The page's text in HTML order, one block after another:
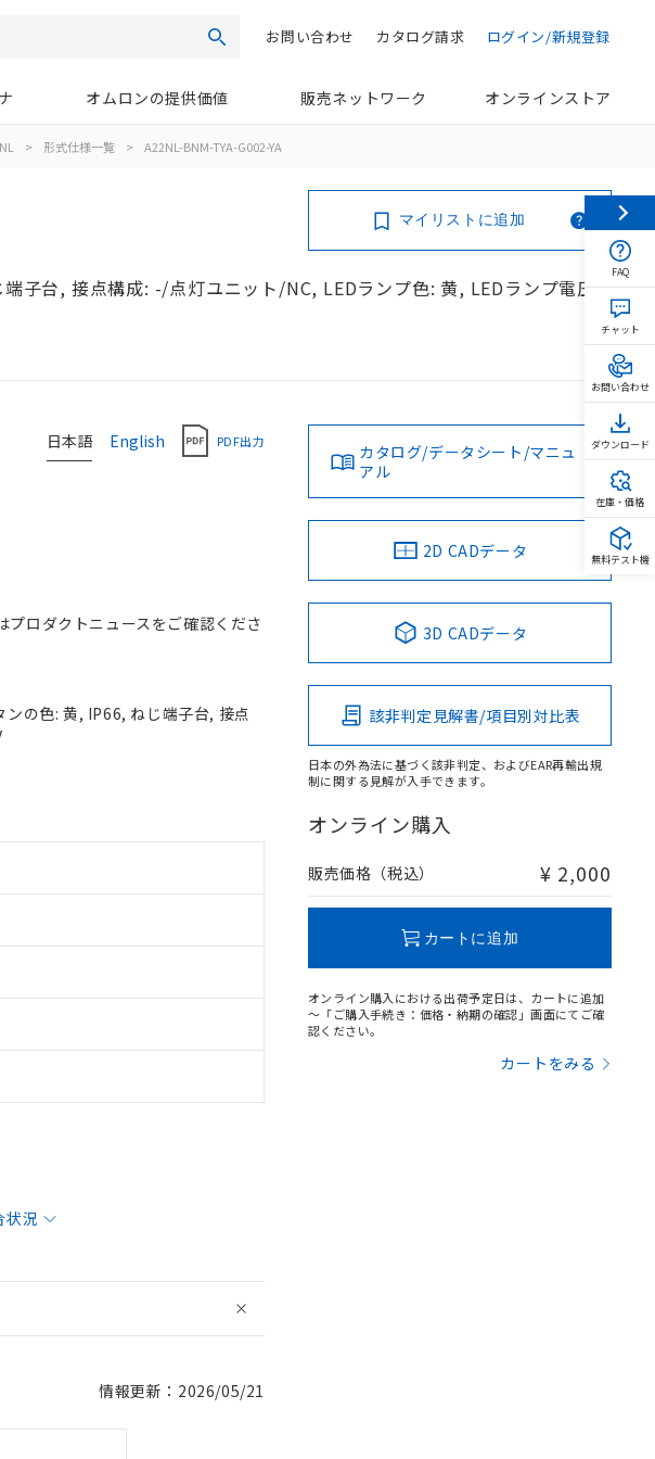
検索 ログイン/新規登録
カタログ請求
お問い合わせ
オムロンの提供価値 販売ネットワーク オンラインストア
> 形式仕様一覧 > A22NL-BNM-TYA-G002-YA
子台, 接点構成: -/点灯ユニット/NC, LEDランプ色: 黄, LEDランプ電圧:
マイリストに追加
日本語 English PDF出力
プロダクトニュースをご確認くださ
の色: 黄, IP66, ねじ端子台, 接点
状況
情報更新：2026/05/21
カタログ/データシート/マニュ
アル
2D CADデータ
3D CADデータ
該非判定見解書/項目別対比表
日本の外為法に基づく該非判定、およびEAR再輸出規
制に関する見解が入手できます。
オンライン購入
販売価格（税込） ¥ 2,000
カートに追加
オンライン購入における出荷予定日は、カートに追加
～「ご購入手続き：価格・納期の確認」画面にてご確
認ください。
カートをみる
FAQ
チャット
お問い合わせ
ダウンロード
在庫・価格
無料テスト機